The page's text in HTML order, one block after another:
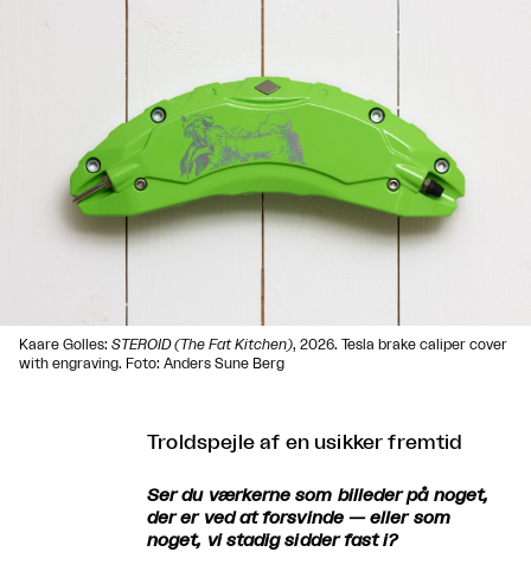
Kaare Golles: STEROID (The Fat Kitchen), 2026. Tesla brake caliper cover
with engraving. Foto: Anders Sune Berg
Troldspejle af en usikker fremtid
Ser du værkerne som billeder på noget,
der er ved at forsvinde — eller som
noget, vi stadig sidder fast i?